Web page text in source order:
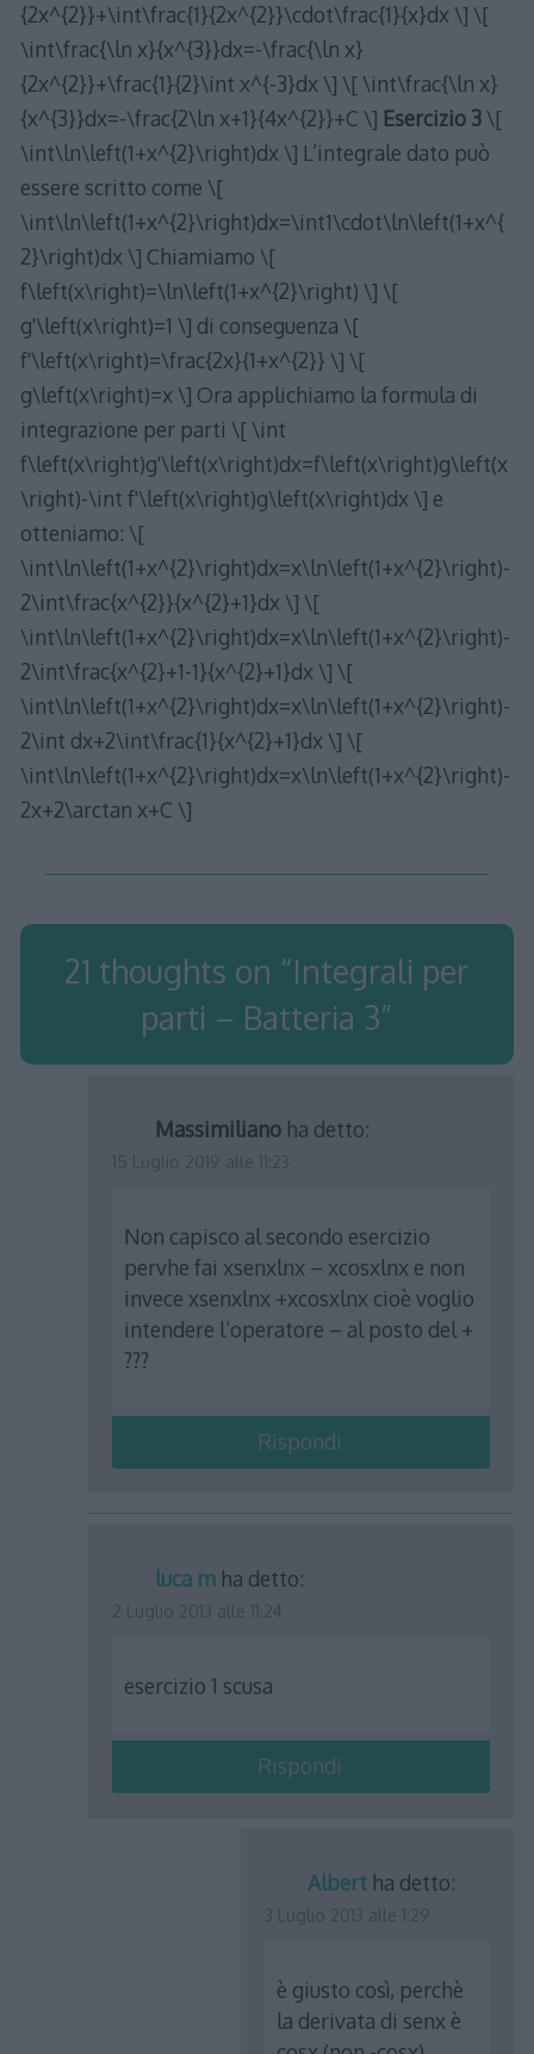
{2x^{2}}+\int\frac{1}{2x^{2}}\cdot\frac{1}{x}dx \] \[
\int\frac{\ln x}{x^{3}}dx=-\frac{\ln x}
{2x^{2}}+\frac{1}{2}\int x^{-3}dx \] \[ \int\frac{\ln x}
{x^{3}}dx=-\frac{2\ln x+1}{4x^{2}}+C \] Esercizio 3\[
\int\ln\left(1+x^{2}\right)dx \] L’integrale dato può
essere scritto come \[
\int\ln\left(1+x^{2}\right)dx=\int1\cdot\ln\left(1+x^{
2}\right)dx \] Chiamiamo \[
f\left(x\right)=\ln\left(1+x^{2}\right) \] \[
g'\left(x\right)=1 \] di conseguenza \[
f'\left(x\right)=\frac{2x}{1+x^{2}} \] \[
g\left(x\right)=x \] Ora applichiamo la formula di
integrazione per parti \[ \int
f\left(x\right)g'\left(x\right)dx=f\left(x\right)g\left(x
\right)-\int f'\left(x\right)g\left(x\right)dx \] e
otteniamo: \[
\int\ln\left(1+x^{2}\right)dx=x\ln\left(1+x^{2}\right)-
2\int\frac{x^{2}}{x^{2}+1}dx \] \[
\int\ln\left(1+x^{2}\right)dx=x\ln\left(1+x^{2}\right)-
2\int\frac{x^{2}+1-1}{x^{2}+1}dx \] \[
\int\ln\left(1+x^{2}\right)dx=x\ln\left(1+x^{2}\right)-
2\int dx+2\int\frac{1}{x^{2}+1}dx \] \[
\int\ln\left(1+x^{2}\right)dx=x\ln\left(1+x^{2}\right)-
2x+2\arctan x+C \]
21 thoughts on “Integrali per
parti – Batteria 3”
Massimiliano ha detto:
Non capisco al secondo esercizio
pervhe fai xsenxlnx – xcosxlnx e non
invece xsenxlnx +xcosxlnx cioè voglio
intendere l’operatore – al posto del +
???
Rispondi
luca m ha detto:
esercizio 1 scusa
Rispondi
Albert ha detto:
è giusto così, perchè
la derivata di senx è